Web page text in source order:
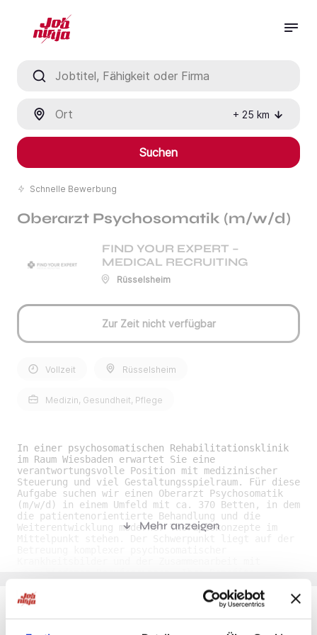
+ 25 km
Suchen
Schnelle Bewerbung
Oberarzt Psychosomatik (m/w/d)
FIND YOUR EXPERT –
MEDICAL RECRUITING
Rüsselsheim
Zur Zeit nicht verfügbar
Vollzeit Rüsselsheim
Medizin, Gesundheit, Pflege
In einer psychosomatischen Rehabilitationsklinik
im Raum Wiesbaden erwartet Sie eine
verantwortungsvolle Position mit medizinischer
Steuerung und viel Gestaltungsspielraum. Für diese
Aufgabe suchen wir einen Oberarzt Psychosomatik
(m/w/d) in einem Umfeld mit ca. 370 Betten, in dem
die patientenorientierte Behandlung und die
Weiterentwicklung moderner Therapiekonzepte im
unbefristetes Arbeitsverhältnis mit einer
leistungsorientierten Vergütung und planbaren
Urlaubstagen. • Vielfältiges Tätigkeitsfeld: Sie
übernehmen eine anspruchsvolle Aufgabe mit
Mehr anzeigen